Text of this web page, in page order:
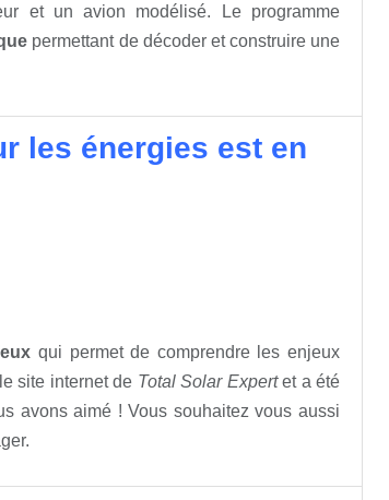
et un avion modélisé. Le programme
permettant de décoder et construire une
les énergies est en
qui permet de comprendre les enjeux
site internet de Total Solar Expertet a été
avons aimé ! Vous souhaitez vous aussi